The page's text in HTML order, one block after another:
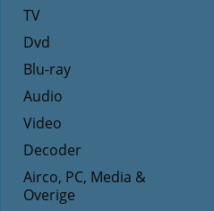
TV
Dvd
Blu-ray
Audio
Video
Decoder
Airco, PC, Media &
Overige